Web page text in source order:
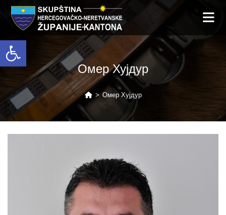
Open toolbar
Омер Хујдур
> Омер Хујдур